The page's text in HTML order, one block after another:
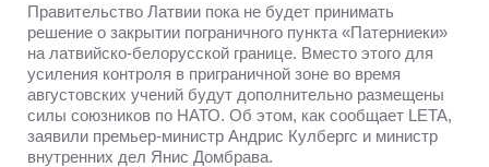
Правительство Латвии пока не будет принимать
решение о закрытии пограничного пункта «Патерниеки»
на латвийско-белорусской границе. Вместо этого для
усиления контроля в приграничной зоне во время
августовских учений будут дополнительно размещены
силы союзников по НАТО. Об этом, как сообщает LETA,
заявили премьер-министр Андрис Кулбергс и министр
внутренних дел Янис Домбрава.